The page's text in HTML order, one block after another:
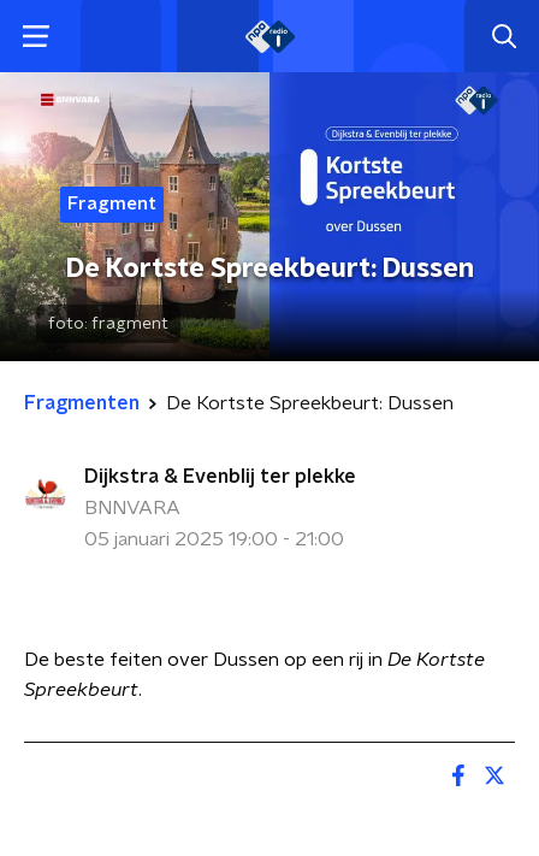
Fragment
De Kortste Spreekbeurt: Dussen
foto:fragment
Fragmenten De Kortste Spreekbeurt: Dussen
Dijkstra & Evenblij ter plekke
BNNVARA
05 januari 2025 19:00 - 21:00
De beste feiten over Dussen op een rij in De Kortste
Spreekbeurt.